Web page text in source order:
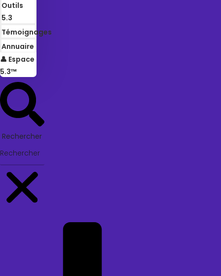
Outils
5.3
Témoignages
Annuaire
👤 Espace
5.3™
Rechercher